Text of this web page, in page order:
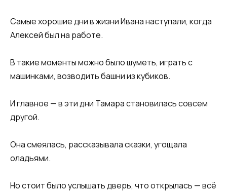
Самые хорошие дни в жизни Ивана наступали, когда
Алексей был на работе.
В такие моменты можно было шуметь, играть с
машинками, возводить башни из кубиков.
И главное — в эти дни Тамара становилась совсем
другой.
Она смеялась, рассказывала сказки, угощала
оладьями.
Но стоит было услышать дверь, что открылась — всё